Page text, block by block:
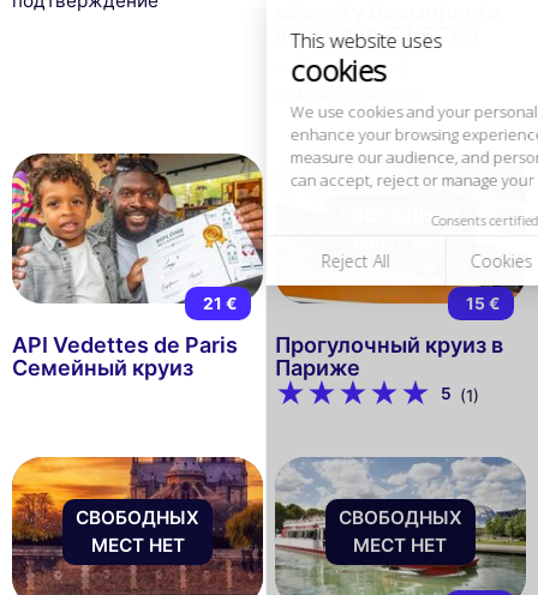
measure our audience, and personalize the ads shown to you. You
can accept, reject or manage your preferences at any time.
Cookies Settings Accept and close
наследия ЮНЕСКО
✓ Мгновенное
21 €
API Vedettes de Paris
Семейный круиз
СВОБОДНЫХ
15 €
Прогулочный круиз в
Париже
5 (1)
СВОБОДНЫХ
МЕСТ НЕТ
СВОБОДНЫХ
МЕСТ НЕТ